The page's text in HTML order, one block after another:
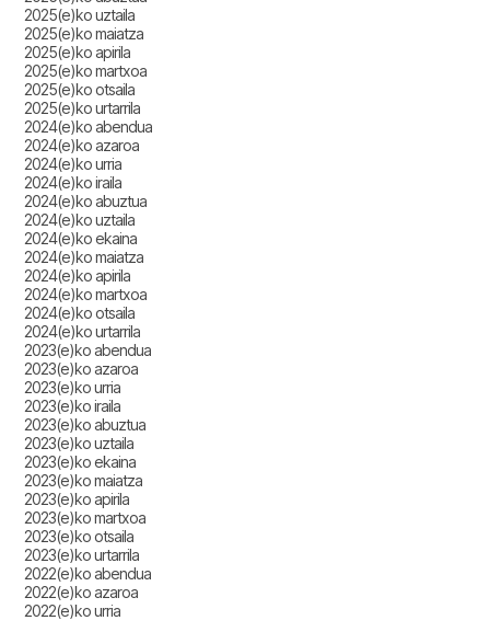
2025(e)ko uztaila
2025(e)ko maiatza
2025(e)ko apirila
2025(e)ko martxoa
2025(e)ko otsaila
2025(e)ko urtarrila
2024(e)ko abendua
2024(e)ko azaroa
2024(e)ko urria
2024(e)ko iraila
2024(e)ko abuztua
2024(e)ko uztaila
2024(e)ko ekaina
2024(e)ko maiatza
2024(e)ko apirila
2024(e)ko martxoa
2024(e)ko otsaila
2024(e)ko urtarrila
2023(e)ko abendua
2023(e)ko azaroa
2023(e)ko urria
2023(e)ko iraila
2023(e)ko abuztua
2023(e)ko uztaila
2023(e)ko ekaina
2023(e)ko maiatza
2023(e)ko apirila
2023(e)ko martxoa
2023(e)ko otsaila
2023(e)ko urtarrila
2022(e)ko abendua
2022(e)ko azaroa
2022(e)ko urria